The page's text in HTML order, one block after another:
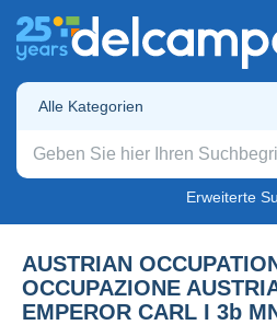
Alle Kategorien
Erweiterte
AUSTRIAN
OCCUPAZIONE
EMPEROR CARL I 3b